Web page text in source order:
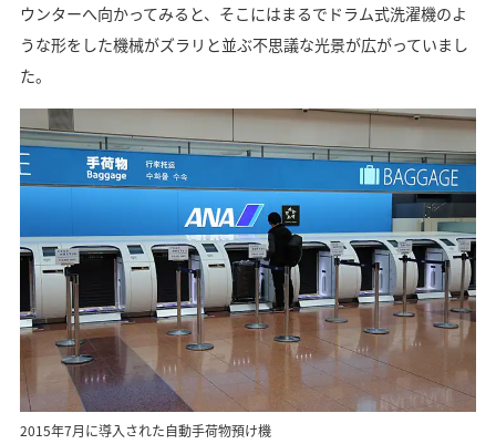
ウンターへ向かってみると、そこにはまるでドラム式洗濯機のよ
うな形をした機械がズラリと並ぶ不思議な光景が広がっていまし
た。
2015年7月に導入された自動手荷物預け機